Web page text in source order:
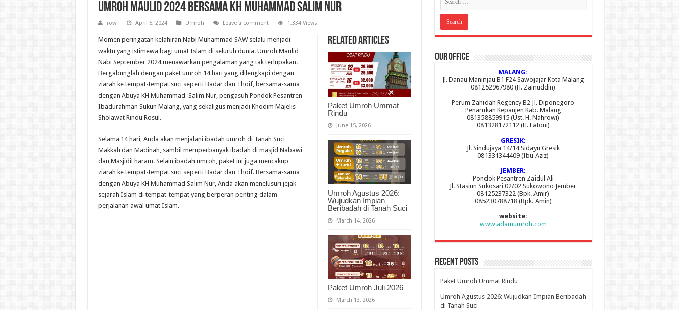
Umroh Maulid 2024 Bersama KH Muhammad Salim Nur
rowi April 5, 2024 Umroh Leave a comment 1,334 Views
Related Articles
Paket Umroh Ummat
Rindu
June 15, 2026
Umroh Agustus 2026:
Wujudkan Impian
Beribadah di Tanah Suci
March 14, 2026
Paket Umroh Juli 2026
March 13, 2026
Momen peringatan kelahiran Nabi Muhammad SAW selalu menjadi
waktu yang istimewa bagi umat Islam di seluruh dunia. Umroh Maulid
Nabi September 2024 menawarkan pengalaman yang tak terlupakan.
Bergabunglah dengan paket umroh 14 hari yang dilengkapi dengan
ziarah ke tempat-tempat suci seperti Badar dan Thoif, bersama-sama
dengan Abuya KH Muhammad Salim Nur, pengasuh Pondok Pesantren
Ibadurahman Sukun Malang, yang sekaligus menjadi Khodim Majelis
Sholawat Rindu Rosul.
Selama 14 hari, Anda akan menjalani ibadah umroh di Tanah Suci
Makkah dan Madinah, sambil memperbanyak ibadah di masjid Nabawi
dan Masjidil haram. Selain ibadah umroh, paket ini juga mencakup
ziarah ke tempat-tempat suci seperti Badar dan Thoif. Bersama-sama
dengan Abuya KH Muhammad Salim Nur, Anda akan menelusuri jejak
sejarah Islam di tempat-tempat yang berperan penting dalam
perjalanan awal umat Islam.
Our Office
MALANG:
Jl. Danau Maninjau B1 F24 Sawojajar Kota Malang
081252967980 (H. Zainuddin)
Perum Zahidah Regency B2 Jl. Diponegoro
Penarukan Kepanjen Kab. Malang
081358859915 (Ust. H. Nahrowi)
081328172112 (H. Fatoni)
GRESIK:
Jl. Sindujaya 14/14 Sidayu Gresik
081331344409 (Ibu Aziz)
JEMBER:
Pondok Pesantren Zaidul Ali
Jl. Stasiun Sukosari 02/02 Sukowono Jember
08125237322 (Bpk. Amir)
085230788718 (Bpk. Amin)
website:
www.adamumroh.com
Recent Posts
Paket Umroh Ummat Rindu
Umroh Agustus 2026: Wujudkan Impian Beribadah
di Tanah Suci